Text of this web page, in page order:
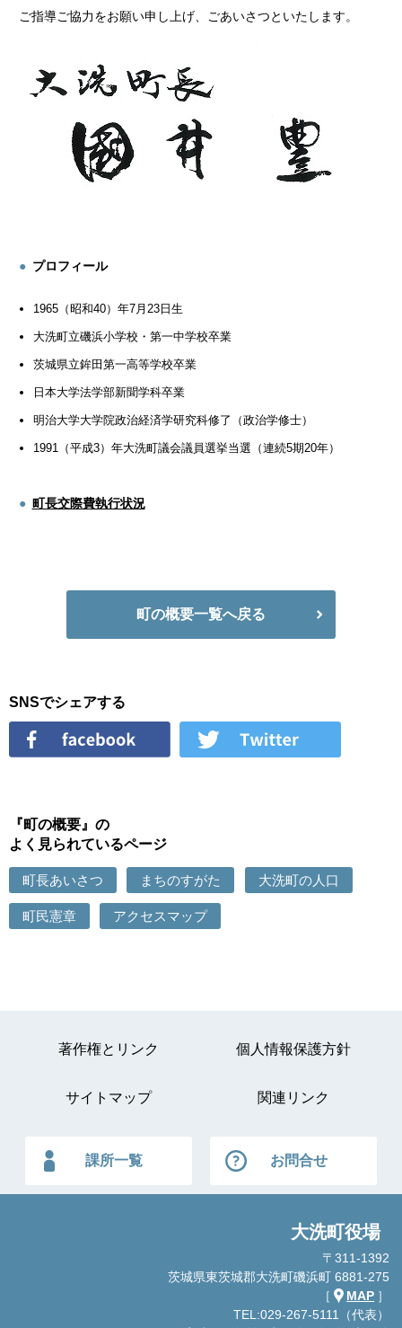
ご指導ご協力をお願い申し上げ、ごあいさつといたします。
プロフィール
1965（昭和40）年7月23日生
大洗町立磯浜小学校・第一中学校卒業
茨城県立鉾田第一高等学校卒業
日本大学法学部新聞学科卒業
明治大学大学院政治経済学研究科修了（政治学修士）
1991（平成3）年大洗町議会議員選挙当選（連続5期20年）
町長交際費執行状況
町の概要一覧へ戻る
SNSでシェアする
『町の概要』の
よく見られているページ
町長あいさつ まちのすがた 大洗町の人口
町民憲章 アクセスマップ
著作権とリンク 個人情報保護方針
サイトマップ 関連リンク
課所一覧 お問合せ
大洗町役場
〒311-1392
茨城県東茨城郡大洗町磯浜町 6881-275
［
MAP ］
TEL:029-267-5111（代表）